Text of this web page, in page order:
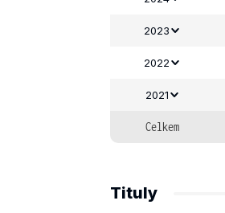
2023
2022
2021
Celkem
Tituly